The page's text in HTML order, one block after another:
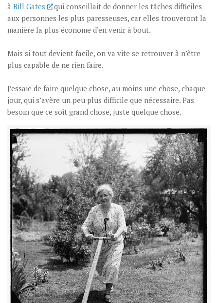
à Bill Gates
qui conseillait de donner les tâches difficiles
aux personnes les plus paresseuses, car elles trouveront la
manière la plus économe d’en venir à bout.
Mais si tout devient facile, on va vite se retrouver à n’être
plus capable de ne rien faire.
J’essaie de faire quelque chose, au moins une chose, chaque
jour, qui s’avère un peu plus difficile que nécessaire. Pas
besoin que ce soit grand chose, juste quelque chose.